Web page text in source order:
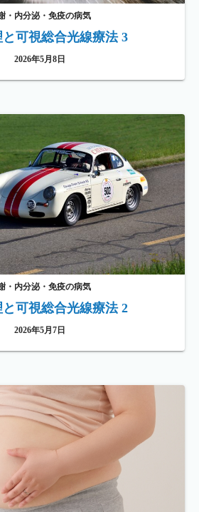
・内分泌・免疫の病気
可視総合光線療法 3
2026年5月8日
・内分泌・免疫の病気
可視総合光線療法 2
2026年5月7日